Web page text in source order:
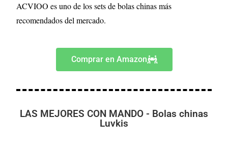
ACVIOO es uno de los sets de bolas chinas más
recomendados del mercado.
Comprar en Amazon
LAS MEJORES CON MANDO - Bolas chinas
Luvkis